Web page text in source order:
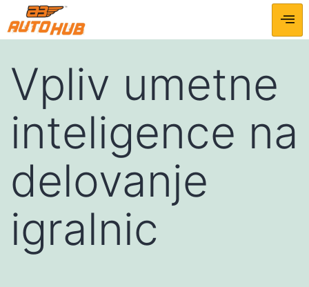
Vpliv umetne
inteligence na
delovanje
igralnic